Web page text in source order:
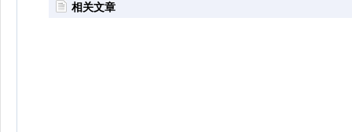
相关文章